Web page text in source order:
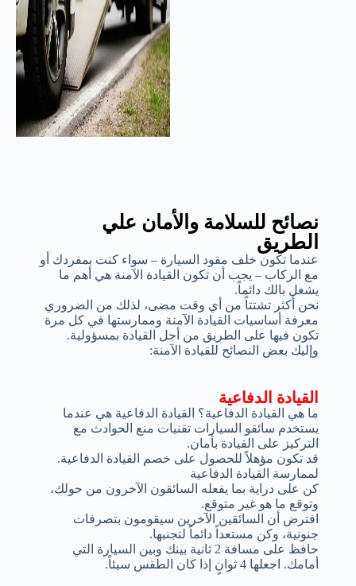
نصائح للسلامة والأمان علي
الطريق
عندما تكون خلف مقود السيارة – سواء كنت بمفردك أو
مع الركاب – يجب أن تكون القيادة الآمنة هي أهم ما
يشغل بالك دائماً.
نحن أكثر تشتتاً من أي وقت مضى، لذلك من الضروري
معرفة أساسيات القيادة الآمنة وممارستها في كل مرة
تكون فيها على الطريق من أجل القيادة بمسؤولية.
وإليك بعض النصائح للقيادة الآمنة:
القيادة الدفاعية
ما هي القيادة الدفاعية؟ القيادة الدفاعية هي عندما
يستخدم سائقو السيارات تقنيات منع الحوادث مع
التركيز على القيادة بأمان.
قد تكون مؤهلاً للحصول على خصم القيادة الدفاعية.
لممارسة القيادة الدفاعية
كن على دراية بما يفعله السائقون الآخرون من حولك،
وتوقع ما هو غير متوقع.
افترض أن السائقين الآخرين سيقومون بتصرفات
جنونية، وكن مستعداً دائماً لتجنبها.
حافظ على مسافة 2 ثانية بينك وبين السيارة التي
أمامك. اجعلها 4 ثوانٍ إذا كان الطقس سيئاً.